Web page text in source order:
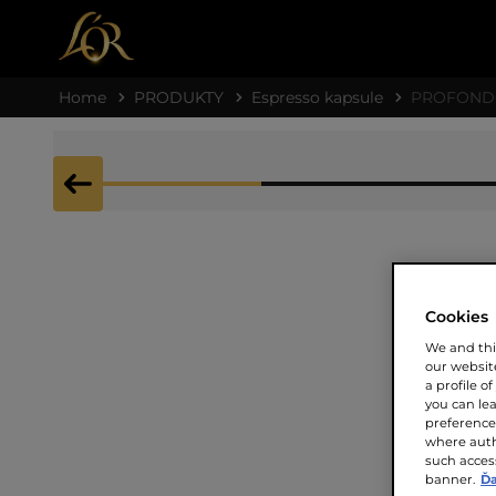
Home PRODUKTY Espresso kapsule
Cookies
We and
our
a profile of
you can
where
such
banner.